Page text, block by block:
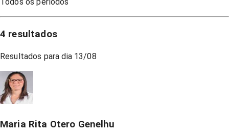
4 resultados
Resultados para dia 13/08
Maria Rita Otero Genelhu